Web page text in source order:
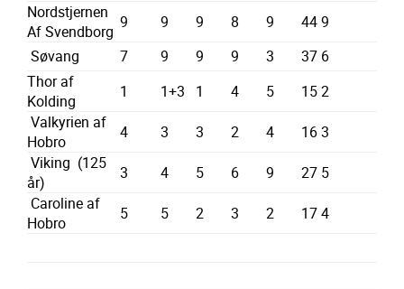
Nordstjernen
Af Svendborg 9 9 9 8 9 449
Søvang
7 9 9 9 3 37 6
Thor af
Kolding
1 1+3 1 4 5 152
Valkyrien af
Hobro
4 3 3 2 4 163
Viking (125
år)
3 4 5 6 9 27 5
Caroline af
Hobro
5 5 2 3 2 174